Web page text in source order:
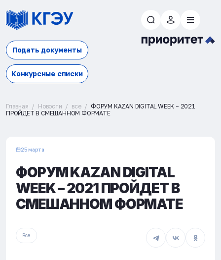
Подать документы
Конкурсные списки
Главная Новости все
ФОРУМ KAZAN DIGITAL WEEK – 2021
ПРОЙДЕТ В СМЕШАННОМ ФОРМАТЕ
25 марта
ФОРУМ KAZAN DIGITAL
WEEK – 2021 ПРОЙДЕТ В
СМЕШАННОМ ФОРМАТЕ
Все